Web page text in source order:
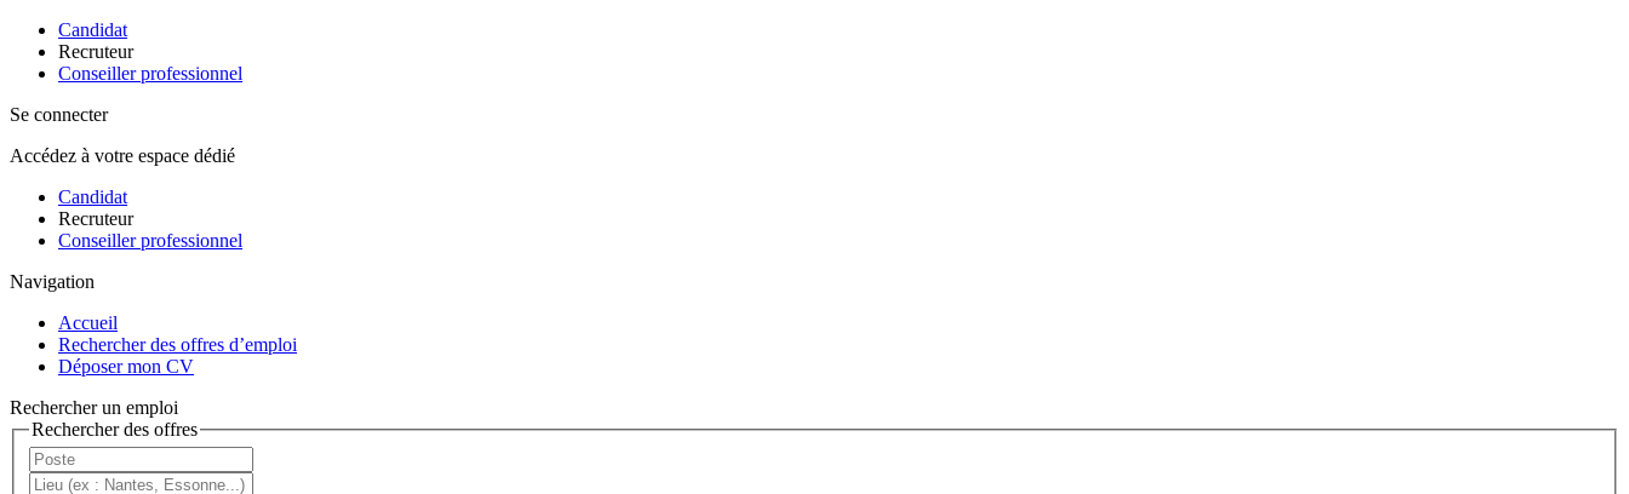
Candidat
Recruteur
Conseiller professionnel
Se connecter
Accédez à votre espace dédié
Candidat
Recruteur
Conseiller professionnel
Navigation
Accueil
Rechercher des offres d’emploi
Déposer mon CV
Rechercher un emploi
Rechercher des offres